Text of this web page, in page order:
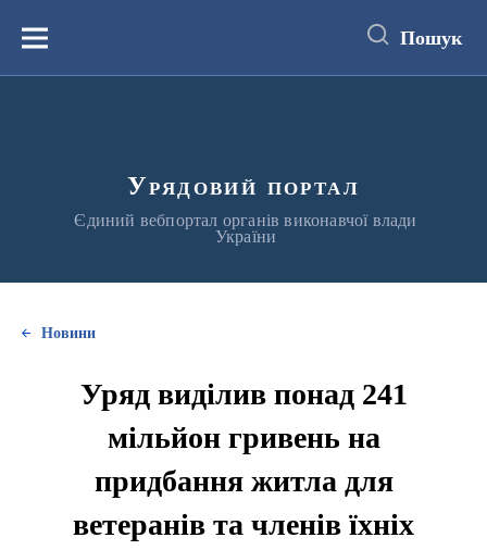
вмістуМеню Пошук
Урядовий портал
Єдиний вебпортал органів виконавчої влади
України
Новини
Уряд виділив понад 241
мільйон гривень на
придбання житла для
ветеранів та членів їхніх